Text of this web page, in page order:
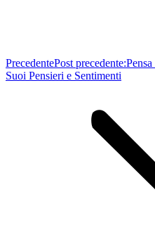
PrecedentePost precedente:
Suoi Pensieri e Sentimenti